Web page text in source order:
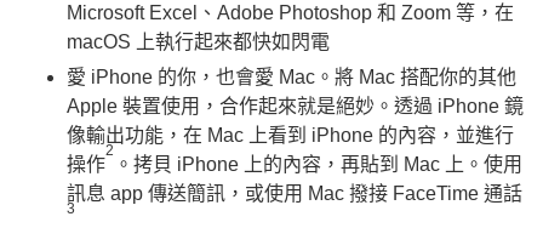
Microsoft Excel、Adobe Photoshop 和 Zoom 等，在
macOS 上執行起來都快如閃電
愛 iPhone 的你，也會愛 Mac。將 Mac 搭配你的其他
Apple 裝置使用，合作起來就是絕妙。透過 iPhone 鏡
像輸出功能，在 Mac 上看到 iPhone 的內容，並進行
操作
2
。拷貝 iPhone 上的內容，再貼到 Mac 上。使用
訊息 app 傳送簡訊，或使用 Mac 撥接 FaceTime 通話
3